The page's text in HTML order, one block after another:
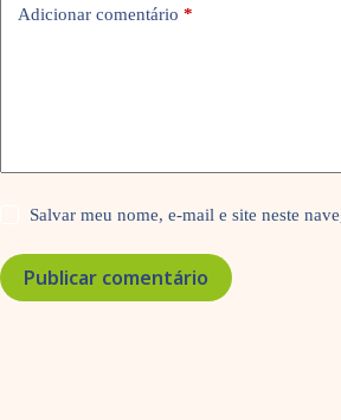
Adicionar comentário *
Salvar meu nome, e-mail e site neste
Publicar comentário